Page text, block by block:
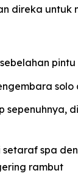
direka
spa
rambut